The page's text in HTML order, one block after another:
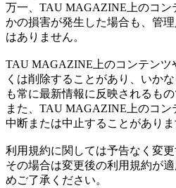
万一、TAU MAGAZINE上のコン
かの損害が発生した場合も、管
はありません。
TAU MAGAZINE上のコンテンツ
くは削除することがあり、いか
も常に最新情報に反映されるもの
また、TAU MAGAZINE上のコン
中断または中止することがありま
利用規約に関しては予告なく変更
その場合は変更後の利用規約が
めご了承ください。